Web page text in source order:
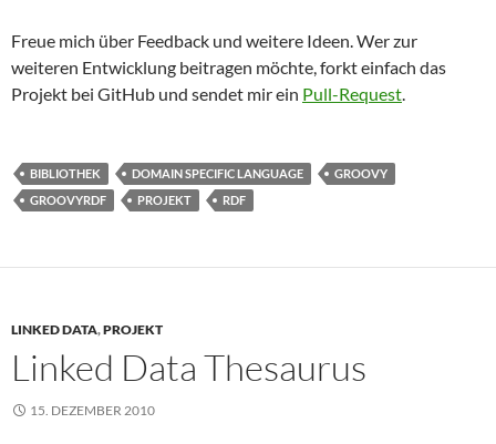
Freue mich über Feedback und weitere Ideen. Wer zur
weiteren Entwicklung beitragen möchte, forkt einfach das
Projekt bei GitHub und sendet mir ein Pull-Request.
BIBLIOTHEK DOMAIN SPECIFIC LANGUAGE
GROOVY
GROOVYRDF
PROJEKT RDF
LINKED DATA,PROJEKT
Linked Data Thesaurus
15. DEZEMBER 2010